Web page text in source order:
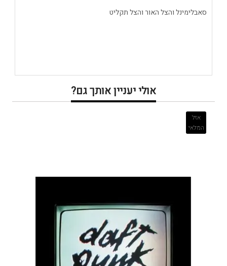
סאבלימינל והצל האור והצל תקליט
אולי יעניין אותך גם?
אזל
המלאי